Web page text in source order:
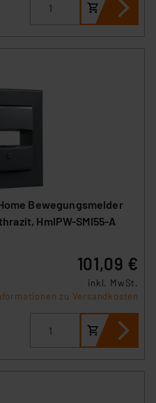
Bewegungsmelder
HmIPW-SMI55-A
101,09 €
inkl. MwSt.
zu Versandkosten